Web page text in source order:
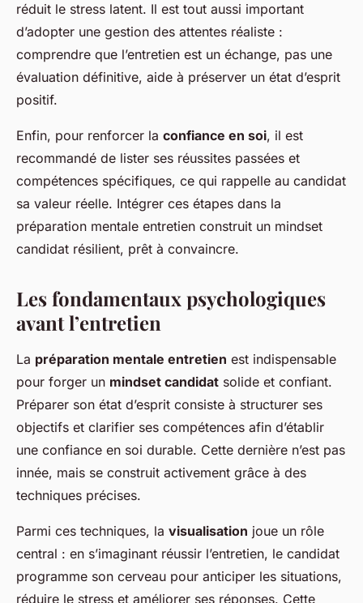
réduit le stress latent. Il est tout aussi important
d’adopter une gestion des attentes réaliste :
comprendre que l’entretien est un échange, pas une
évaluation définitive, aide à préserver un état d’esprit
positif.
Enfin, pour renforcer la confiance en soi, il est
recommandé de lister ses réussites passées et
compétences spécifiques, ce qui rappelle au candidat
sa valeur réelle. Intégrer ces étapes dans la
préparation mentale entretien construit un mindset
candidat résilient, prêt à convaincre.
Les fondamentaux psychologiques
avant l’entretien
La préparation mentale entretien est indispensable
pour forger un mindset candidat solide et confiant.
Préparer son état d’esprit consiste à structurer ses
objectifs et clarifier ses compétences afin d’établir
une confiance en soi durable. Cette dernière n’est pas
innée, mais se construit activement grâce à des
techniques précises.
Parmi ces techniques, la visualisation joue un rôle
central : en s’imaginant réussir l’entretien, le candidat
programme son cerveau pour anticiper les situations,
réduire le stress et améliorer ses réponses. Cette